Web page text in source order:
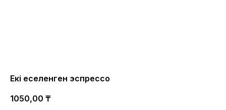
Екі еселенген эспрессо
1050,00 ₸